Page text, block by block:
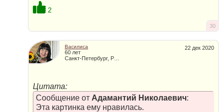
2
30
22 дек 2020
Василиса
60 лет
Цитата:
Сообщение от Адамантий Николаевич:
Эта картинка ему нравилась.